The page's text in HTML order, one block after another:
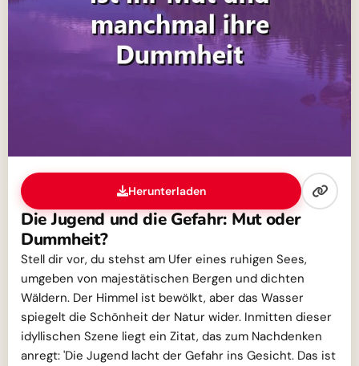
Herunterladen
Die Jugend und die Gefahr: Mut oder
Dummheit?
Stell dir vor, du stehst am Ufer eines ruhigen Sees,
umgeben von majestätischen Bergen und dichten
Wäldern. Der Himmel ist bewölkt, aber das Wasser
spiegelt die Schönheit der Natur wider. Inmitten dieser
idyllischen Szene liegt ein Zitat, das zum Nachdenken
anregt: 'Die Jugend lacht der Gefahr ins Gesicht. Das ist